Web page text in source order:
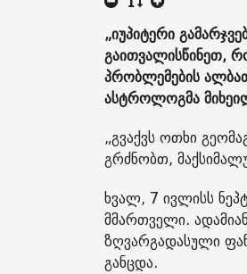
„იუპიტერი
გაითვალისწინეთ,
პრობლემების
ასტროლოგმა
„გვაქვს ოთხი
გრძნობთ,
ხვალ, 7 ივლისს
მმართველი.
ზღვარგადასული
განცდა.